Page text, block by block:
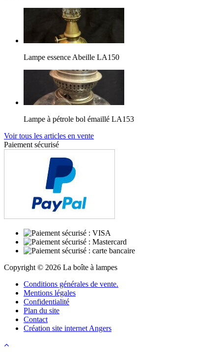
Lampe essence Abeille LA150
Lampe à pétrole bol émaillé LA153
Voir tous les articles en vente
Paiement sécurisé
Copyright © 2026 La boîte à lampes
Conditions générales de vente.
Mentions légales
Confidentialité
Plan du site
Contact
Création site internet Angers